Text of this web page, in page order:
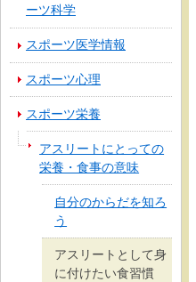
ーツ科学
スポーツ医学情報
スポーツ心理
スポーツ栄養
アスリートにとっての
栄養・食事の意味
自分のからだを知ろ
う
アスリートとして身
に付けたい食習慣